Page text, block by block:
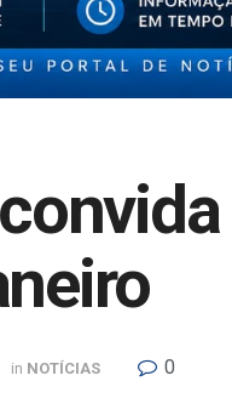
in NOTÍCIAS 0